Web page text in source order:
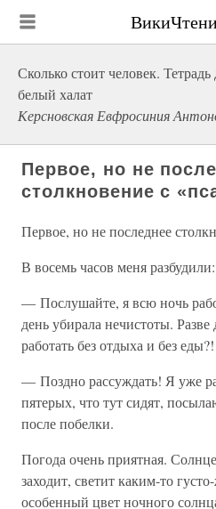
Сколько стоит человек.
белый халат
Керсновская Евфросиния
Первое, но не
столкновение с
Первое, но не последнее
В восемь часов меня
— Послушайте, я всю ночь
день убирала нечистоты.
работать без отдыха и без еды?!
— Поздно рассуждать! Я уже
пятерых, что тут сидят,
после побелки.
Погода очень приятная.
заходит, светит каким-то
особенный цвет ночного